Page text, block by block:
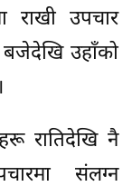
राखी उपचार
बजेदेखि उहाँको
रातिदेखि नै
संलग्न